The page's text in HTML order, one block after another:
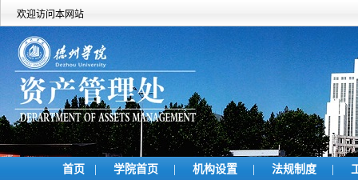
欢迎访问本网站
首页 | 学院首页 | 机构设置 | 法规制度 |